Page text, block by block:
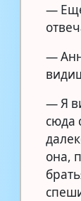
—
—
— Я
сюда
она,